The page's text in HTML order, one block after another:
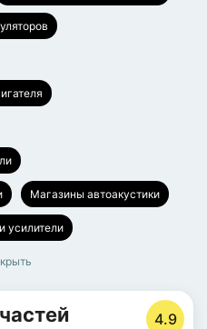
Магазины автоакустики
усилители
4.9